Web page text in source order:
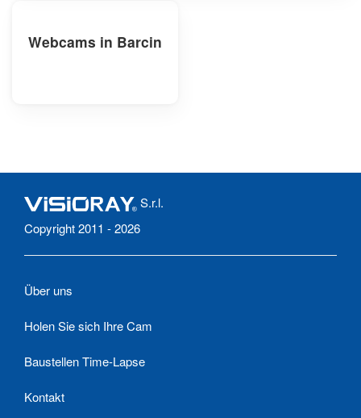
Webcams in Barcin
S.r.l.
Copyright 2011 - 2026
Über uns
Holen Sie sich Ihre Cam
Baustellen Time-Lapse
Kontakt